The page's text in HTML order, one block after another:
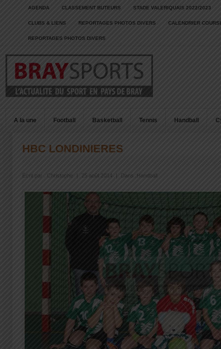
AGENDA CLASSEMENT BUTEURS STADE VALERIQUAIS 2022/2023
CLUBS & LIENS REPORTAGES PHOTOS DIVERS CALENDRIER
REPORTAGES PHOTOS DIVERS
A la une Football Basketball Tennis Handball
HBC LONDINIERES
Écrit par : Christophe 25 août 2014 Dans : Handball